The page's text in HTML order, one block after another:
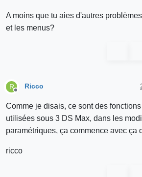
A moins que tu aies d'autres
et les menus?
R
Offline
Ricco
Comme je disais, ce sont des
utilisées sous 3 DS Max, dans les
paramétriques, ça commence avec ça
ricco